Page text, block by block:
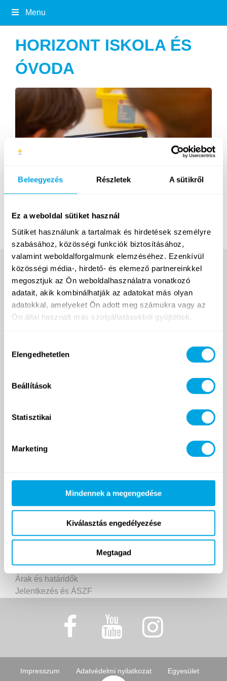
Beleegyezés Részletek A sütikről
Ez a weboldal sütiket használ
Sütiket használunk a tartalmak és hirdetések személyre
szabásához, közösségi funkciók biztosításához,
valamint weboldalforgalmunk elemzéséhez. Ezenkívül
közösségi média-, hirdető- és elemező partnereinkkel
megosztjuk az Ön weboldalhasználatra vonatkozó
adatait, akik kombinálhatják az adatokat más olyan
adatokkal, amelyeket Ön adott meg számukra vagy az
Ön által használt más szolgáltatásokból gyűjtöttek.
kiválasztása
Elengedhetetlen
Beállítások
Statisztikai
Marketing
Mindennek a megengedése
Kiválasztás engedélyezése
Megtagad
Menu
HORIZONT ISKOLA ÉS
ÓVODA
Funside School
Helyszín
Helyszínek
Funside Balaton
Helyszín
Árak és határidők
Jelentkezés és ÁSZF
Impresszum Adatvédelmi nyilatkozat Egyesület